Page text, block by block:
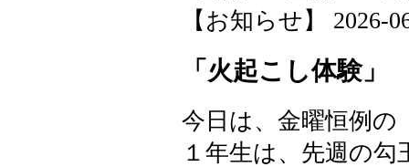
【お知らせ】 2026-
「火起こし体験」
今日は、金曜恒例の
１年生は、先週の